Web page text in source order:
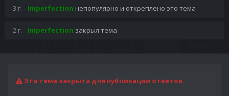
3 г. Imperfection непопулярно и откреплено это тема
2 г. Imperfection закрыл тема
Эта тема закрыта для публикации ответов.